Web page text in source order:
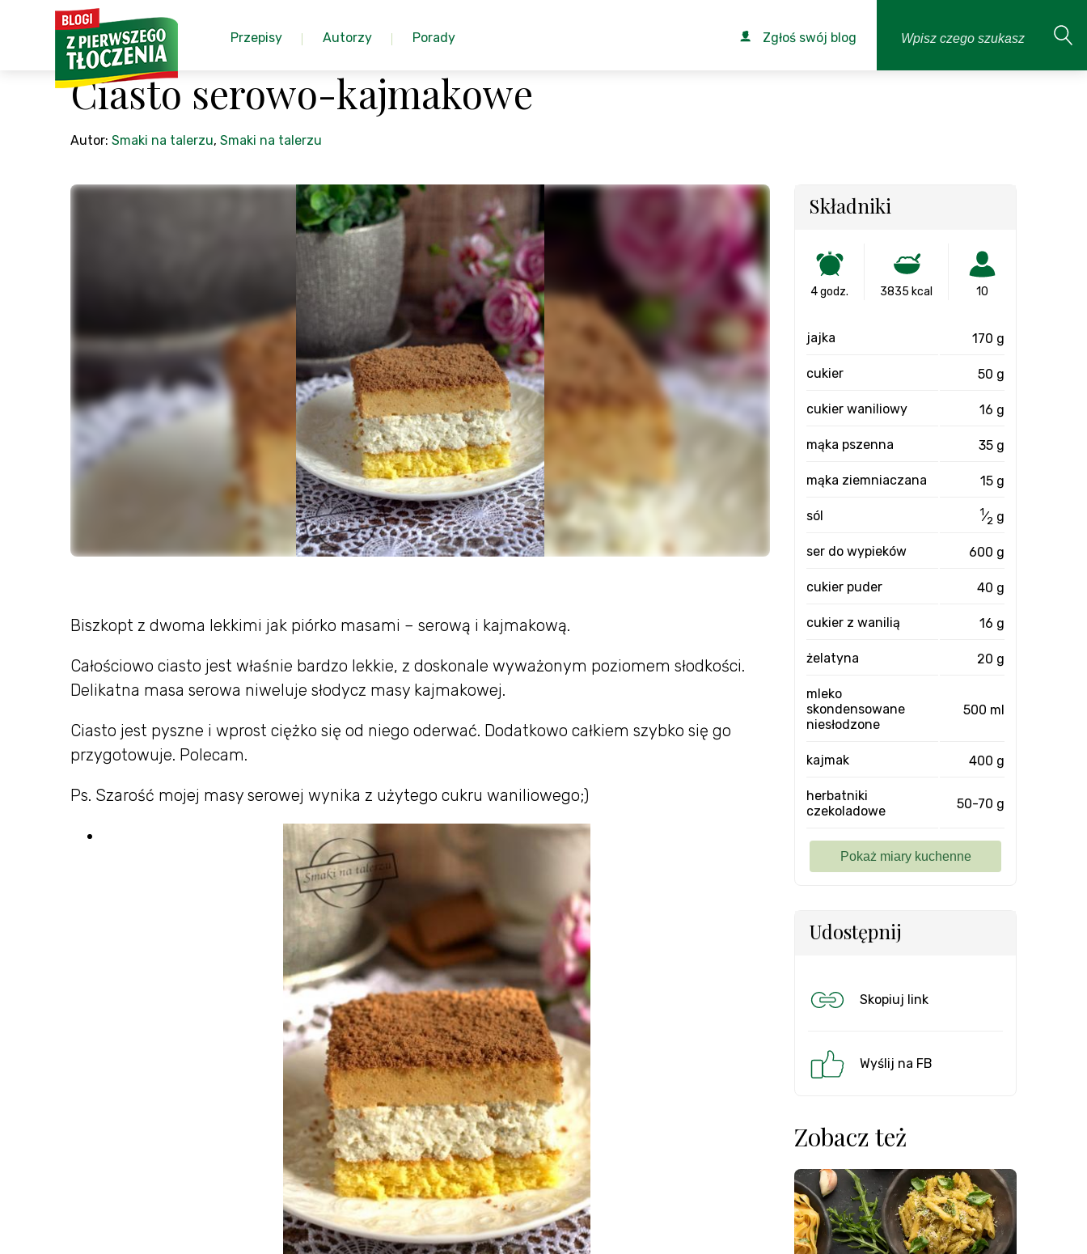
Przepisy Autorzy Porady Zgłoś swój blog
Ciasto serowo-kajmakowe
Autor: Smaki na talerzu, Smaki na talerzu
Biszkopt z dwoma lekkimi jak piórko masami – serową i kajmakową.
Całościowo ciasto jest właśnie bardzo lekkie, z doskonale wyważonym poziomem słodkości.
Delikatna masa serowa niweluje słodycz masy kajmakowej.
Ciasto jest pyszne i wprost ciężko się od niego oderwać. Dodatkowo całkiem szybko się go
przygotowuje. Polecam.
Ps. Szarość mojej masy serowej wynika z użytego cukru waniliowego;)
Składniki
4 godz. 3835 kcal 10
jajka 170 g
cukier 50 g
cukier waniliowy 16 g
mąka pszenna 35 g
mąka ziemniaczana 15 g
sól 1⁄2 g
ser do wypieków 600 g
cukier puder 40 g
cukier z wanilią 16 g
żelatyna 20 g
mleko
skondensowane
niesłodzone
500 ml
kajmak 400 g
herbatniki
czekoladowe
50-70 g
Udostępnij
Skopiuj link
Wyślij na FB
Zobacz też